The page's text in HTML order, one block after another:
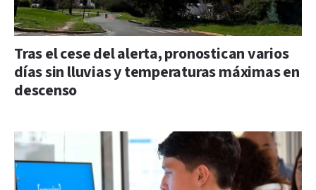
Tras el cese del alerta, pronostican varios
días sin lluvias y temperaturas máximas en
descenso